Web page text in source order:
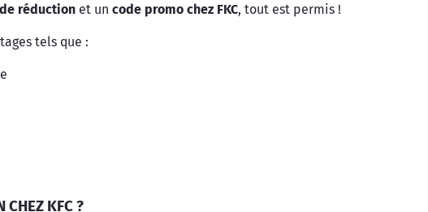
réduction et un code promo chez FKC, tout est permis !
tels que :
CHEZ KFC ?